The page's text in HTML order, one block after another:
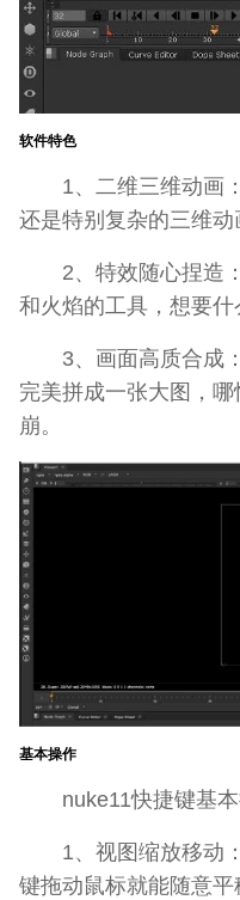
软件特色
1、二维三维动画：
还是特别复杂的三维动
2、特效随心捏造：
和火焰的工具，想要什
3、画面高质合成：
完美拼成一张大图，
崩。
基本操作
nuke11快捷键基本
1、视图缩放移动：
键拖动鼠标就能随意平